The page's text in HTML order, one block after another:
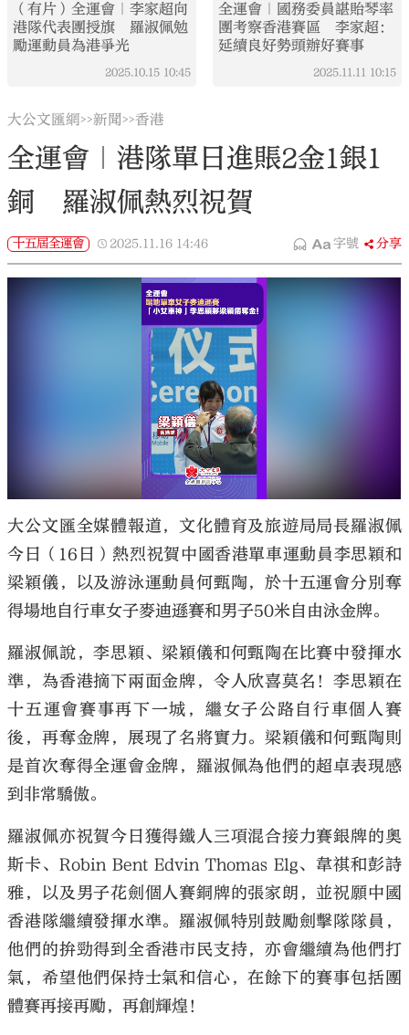
（有片）全運會｜李家超向
港隊代表團授旗 羅淑佩勉
勵運動員為港爭光
2025.10.15 10:45
全運會｜國務委員諶貽琴率
團考察香港賽區 李家超：
延續良好勢頭辦好賽事
2025.11.11 10:15
大公文匯網>>新聞>>香港
全運會｜港隊單日進賬2金1銀1
銅 羅淑佩熱烈祝賀
十五屆全運會 2025.11.16 14:46 字號 分享
大公文匯全媒體報道，文化體育及旅遊局局長羅淑佩
今日（16日）熱烈祝賀中國香港單車運動員李思穎和
梁穎儀，以及游泳運動員何甄陶，於十五運會分別奪
得場地自行車女子麥迪遜賽和男子50米自由泳金牌。
羅淑佩說，李思穎、梁穎儀和何甄陶在比賽中發揮水
準，為香港摘下兩面金牌，令人欣喜莫名！李思穎在
十五運會賽事再下一城，繼女子公路自行車個人賽
後，再奪金牌，展現了名將實力。梁穎儀和何甄陶則
是首次奪得全運會金牌，羅淑佩為他們的超卓表現感
到非常驕傲。
羅淑佩亦祝賀今日獲得鐵人三項混合接力賽銀牌的奧
斯卡、Robin Bent Edvin Thomas Elg、韋祺和彭詩
雅，以及男子花劍個人賽銅牌的張家朗，並祝願中國
香港隊繼續發揮水準。羅淑佩特別鼓勵劍擊隊隊員，
他們的拚勁得到全香港市民支持，亦會繼續為他們打
氣，希望他們保持士氣和信心，在餘下的賽事包括團
體賽再接再勵，再創輝煌！